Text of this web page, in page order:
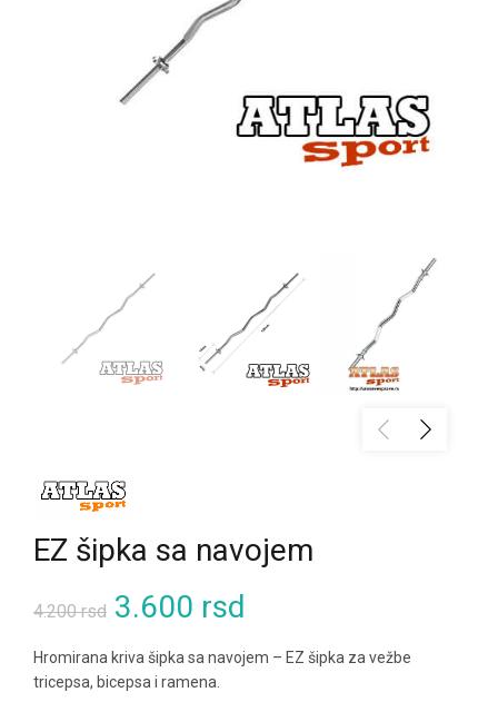
EZ šipka sa navojem
4.200rsd Originalna
cena
3.600 rsd
cena
Hromirana kriva šipka sa navojem – EZ šipka za vežbe
tricepsa, bicepsa i ramena.